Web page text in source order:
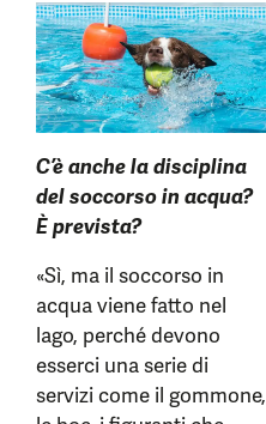
C’è anche la disciplina
del soccorso in acqua?
È prevista?
«Sì, ma il soccorso in
acqua viene fatto nel
lago, perché devono
esserci una serie di
servizi come il gommone,